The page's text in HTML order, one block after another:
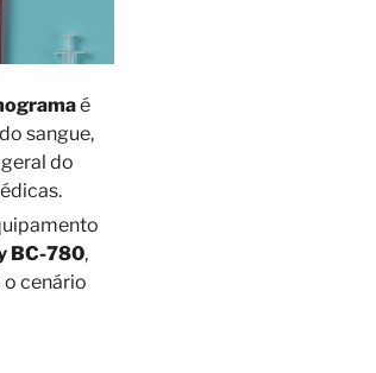
é
sangue,
do
BC-780,
cenário